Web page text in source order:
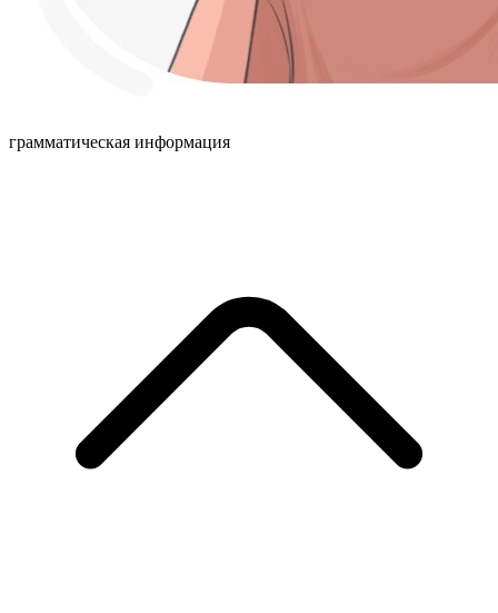
грамматическая информация